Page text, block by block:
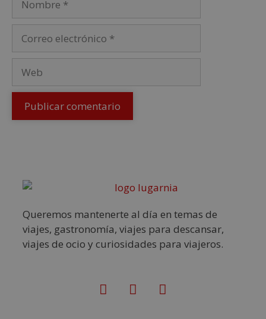
Queremos mantenerte al día en temas de
viajes, gastronomía, viajes para descansar,
viajes de ocio y curiosidades para viajeros.